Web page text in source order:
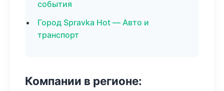
события
Город Spravka Hot — Авто и
транспорт
Компании в регионе: